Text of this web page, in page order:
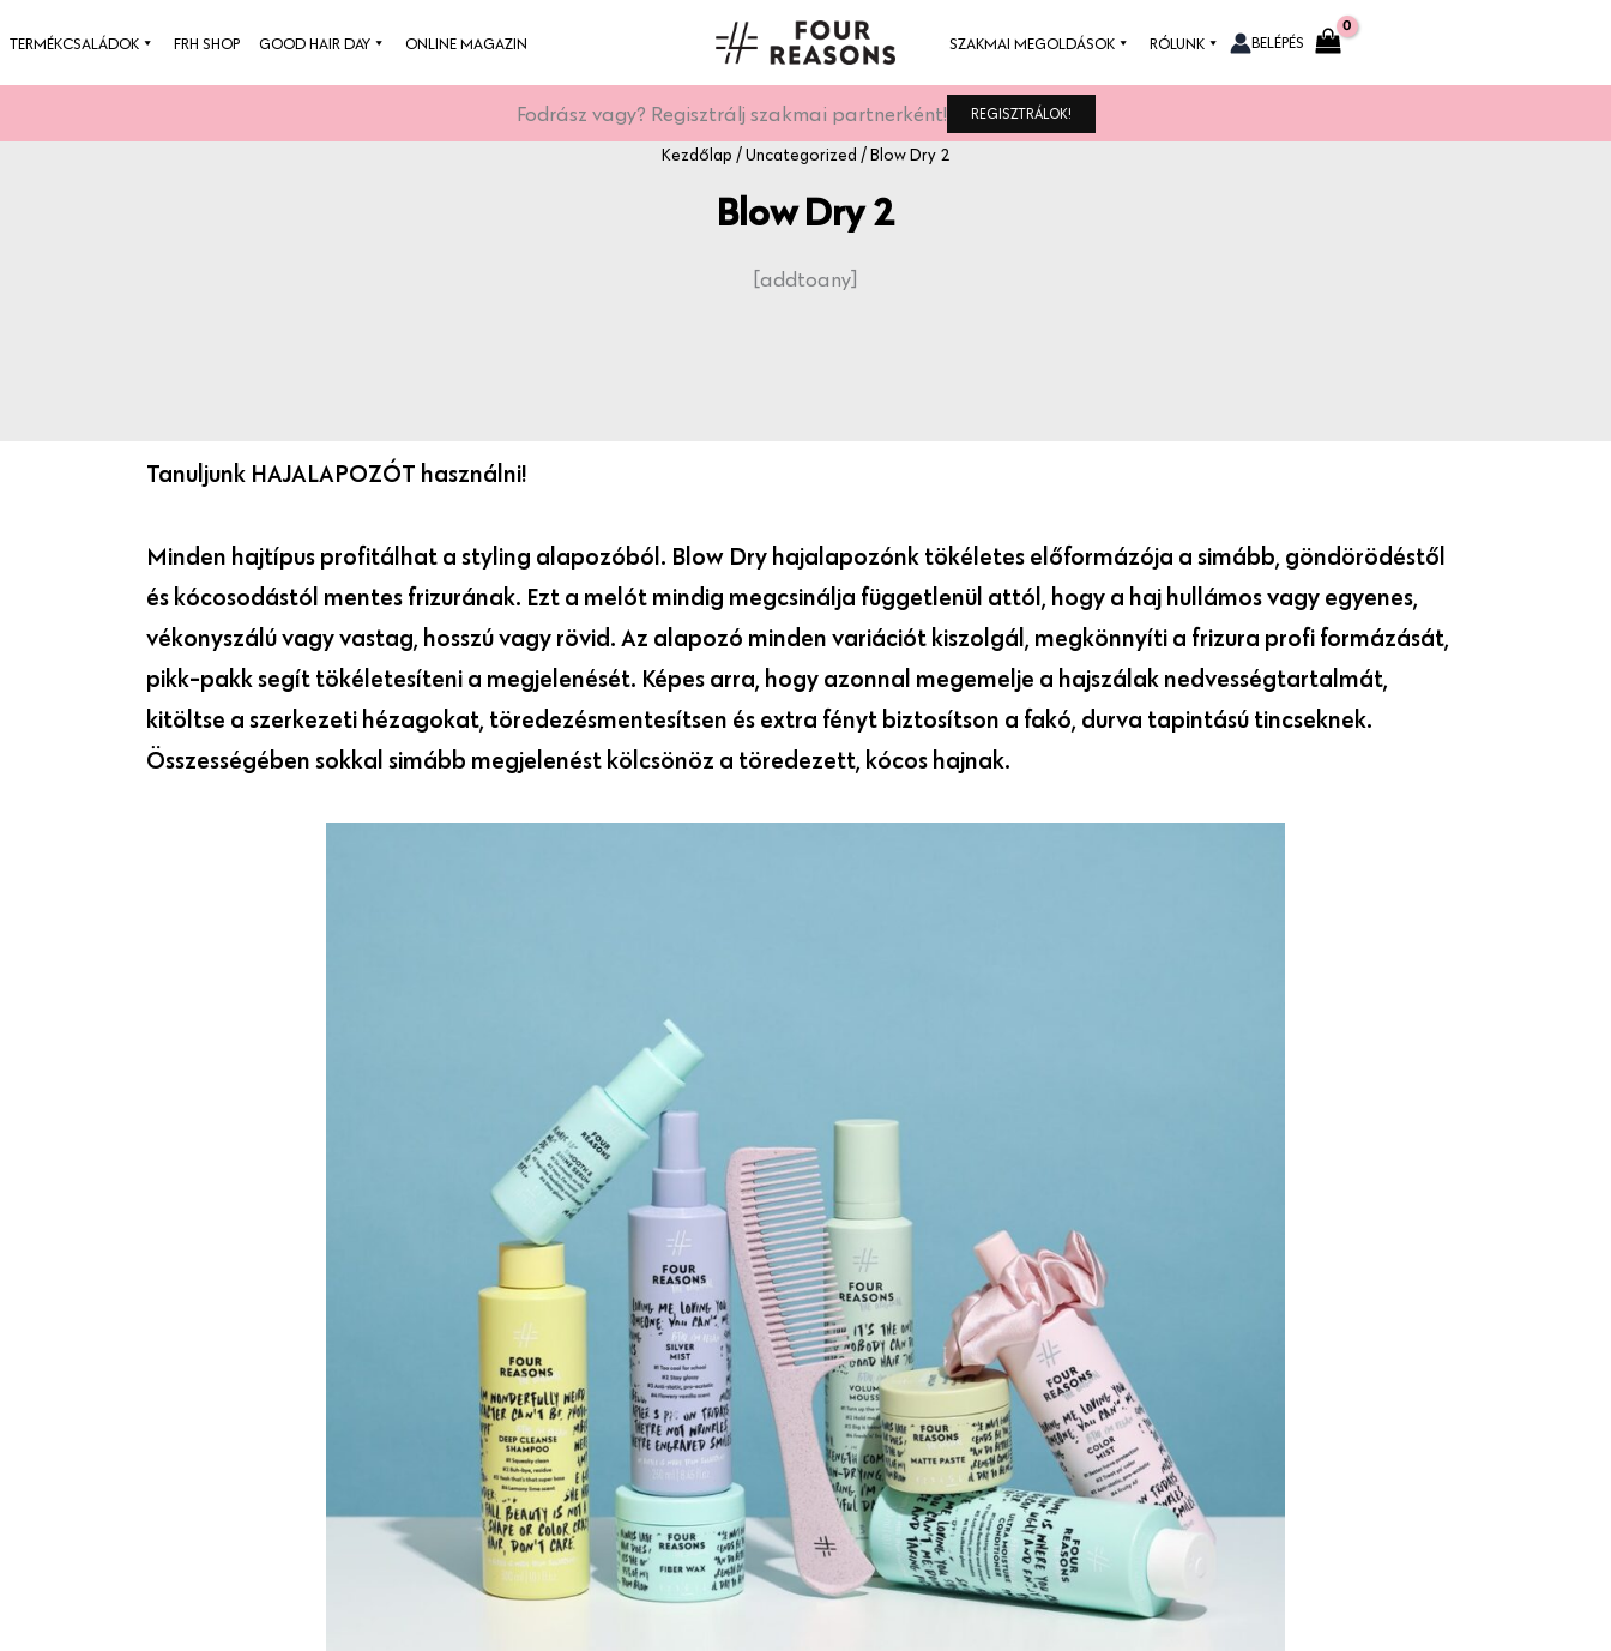
to
content
TERMÉKCSALÁDOK FRH SHOP GOOD HAIR DAY ONLINE MAGAZIN SZAKMAI MEGOLDÁSOK RÓLUNK BELÉPÉS
Fodrász vagy? Regisztrálj szakmai partnerként! REGISZTRÁLOK!
Kezdőlap /Uncategorized / Blow Dry 2
Blow Dry 2
[addtoany]
Tanuljunk HAJALAPOZÓT használni!
Minden hajtípus profitálhat a styling alapozóból. Blow Dry hajalapozónk tökéletes előformázója a simább, göndörödéstől
és kócosodástól mentes frizurának. Ezt a melót mindig megcsinálja függetlenül attól, hogy a haj hullámos vagy egyenes,
vékonyszálú vagy vastag, hosszú vagy rövid. Az alapozó minden variációt kiszolgál, megkönnyíti a frizura profi formázását,
pikk-pakk segít tökéletesíteni a megjelenését. Képes arra, hogy azonnal megemelje a hajszálak nedvességtartalmát,
kitöltse a szerkezeti hézagokat, töredezésmentesítsen és extra fényt biztosítson a fakó, durva tapintású tincseknek.
Összességében sokkal simább megjelenést kölcsönöz a töredezett, kócos hajnak.